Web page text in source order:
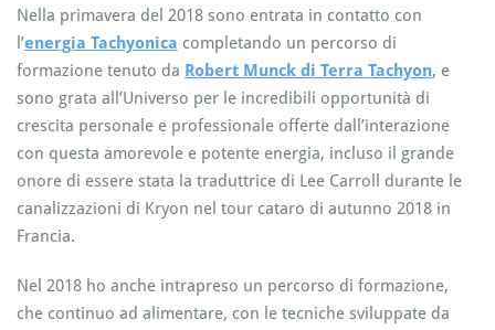
Nella primavera del 2018 sono entrata in contatto con
l’energia Tachyonica completando un percorso di
formazione tenuto da Robert Munck di Terra Tachyon, e
sono grata all’Universo per le incredibili opportunità di
crescita personale e professionale offerte dall’interazione
con questa amorevole e potente energia, incluso il grande
onore di essere stata la traduttrice di Lee Carroll durante le
canalizzazioni di Kryon nel tour cataro di autunno 2018 in
Francia.
Nel 2018 ho anche intrapreso un percorso di formazione,
che continuo ad alimentare, con le tecniche sviluppate da